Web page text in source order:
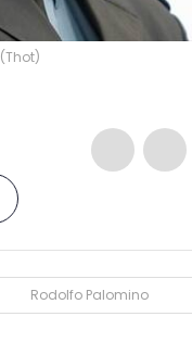
(Thot)
Rodolfo Palomino